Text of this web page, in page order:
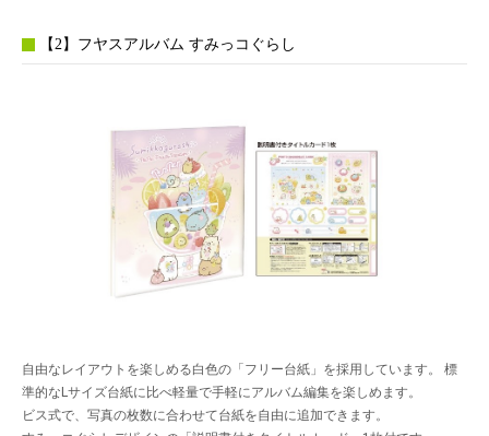
【2】フヤスアルバム すみっコぐらし
自由なレイアウトを楽しめる白色の「フリー台紙」を採用しています。 標
準的なLサイズ台紙に比べ軽量で手軽にアルバム編集を楽しめます。
ビス式で、写真の枚数に合わせて台紙を自由に追加できます。